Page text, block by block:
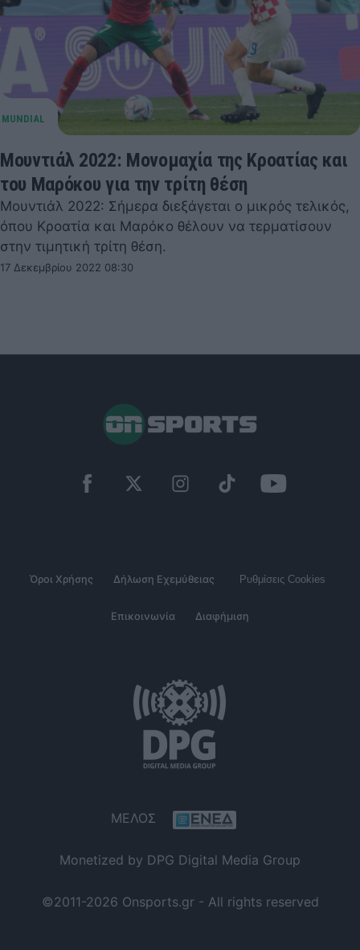
Μουντιάλ 2022: Μονομαχία της Κροατίας και
του Μαρόκου για την τρίτη θέση
Μουντιάλ 2022: Σήμερα διεξάγεται ο μικρός τελικός,
όπου Κροατία και Μαρόκο θέλουν να τερματίσουν
στην τιμητική τρίτη θέση.
17 Δεκεμβρίου 2022 08:30
Όροι Χρήσης Δήλωση Εχεμύθειας Ρυθμίσεις Cookies
Επικοινωνία Διαφήμιση
ΜΕΛΟΣ
Monetized by DPG Digital Media Group
©2011-2026 Onsports.gr - All rights reserved